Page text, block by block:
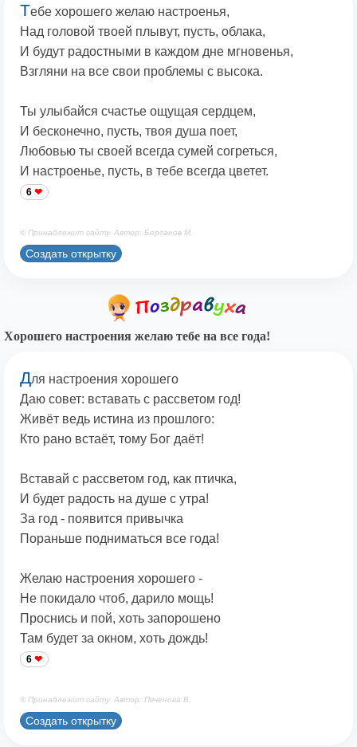
Тебе хорошего желаю настроенья,
Над головой твоей плывут, пусть, облака,
И будут радостными в каждом дне мгновенья,
Взгляни на все свои проблемы с высока.
Ты улыбайся счастье ощущая сердцем,
И бесконечно, пусть, твоя душа поет,
Любовью ты своей всегда сумей согреться,
И настроенье, пусть, в тебе всегда цветет.
6
© Принадлежит сайту. Автор: Берсанов М.
Создать открытку
Хорошего настроения желаю тебе на все года!
Для настроения хорошего
Даю совет: вставать с рассветом год!
Живёт ведь истина из прошлого:
Кто рано встаёт, тому Бог даёт!
Вставай с рассветом год, как птичка,
И будет радость на душе с утра!
За год - появится привычка
Пораньше подниматься все года!
Желаю настроения хорошего -
Не покидало чтоб, дарило мощь!
Проснись и пой, хоть запорошено
Там будет за окном, хоть дождь!
6
© Принадлежит сайту. Автор: Печенова В.
Создать открытку